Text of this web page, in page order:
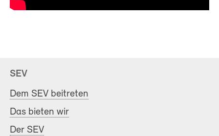
SEV
Dem SEV beitreten
Das bieten wir
Der SEV